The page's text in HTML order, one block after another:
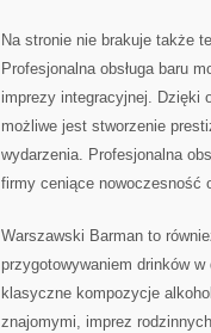
Na stronie nie brakuje także
Profesjonalna obsługa baru
imprezy integracyjnej. Dzięki
możliwe jest stworzenie
wydarzenia. Profesjonalna
firmy ceniące nowoczesność
Warszawski Barman to
przygotowywaniem drinków
klasyczne kompozycje
znajomymi, imprez